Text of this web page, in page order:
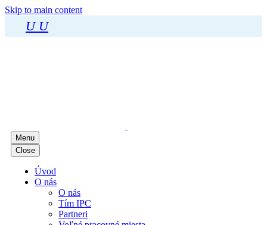
Skip to main content
U U
Menu
Close
Úvod
O nás
O nás
Tím IPC
Partneri